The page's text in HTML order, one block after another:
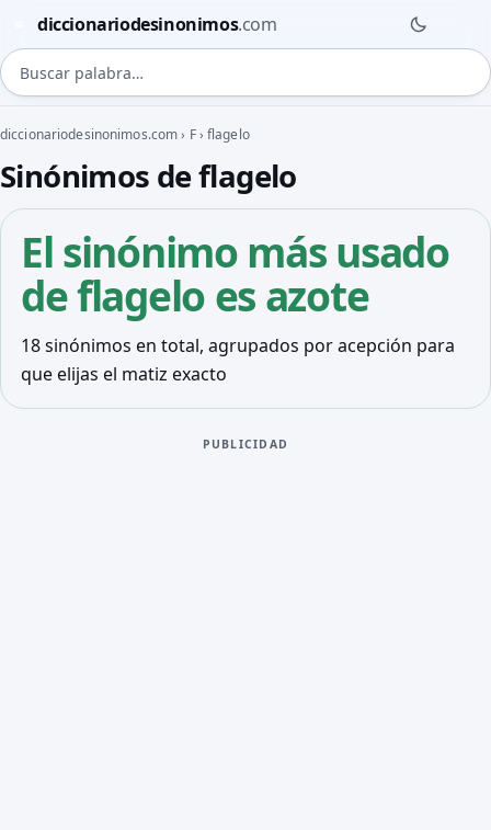
diccionariodesinonimos.com
Buscar palabra
diccionariodesinonimos.com› F› flagelo
Sinónimos de flagelo
El sinónimo más usado
de flagelo esazote
18 sinónimos en total, agrupados por acepción para
que elijas el matiz exacto
PUBLICIDAD